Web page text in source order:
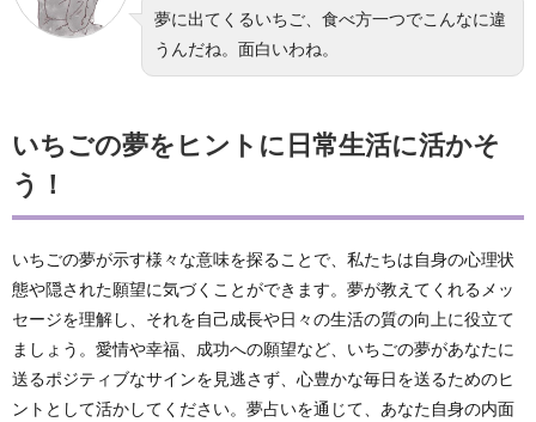
夢に出てくるいちご、食べ方一つでこんなに違
うんだね。面白いわね。
いちごの夢をヒントに日常生活に活かそ
う！
いちごの夢が示す様々な意味を探ることで、私たちは自身の心理状
態や隠された願望に気づくことができます。夢が教えてくれるメッ
セージを理解し、それを自己成長や日々の生活の質の向上に役立て
ましょう。愛情や幸福、成功への願望など、いちごの夢があなたに
送るポジティブなサインを見逃さず、心豊かな毎日を送るためのヒ
ントとして活かしてください。夢占いを通じて、あなた自身の内面